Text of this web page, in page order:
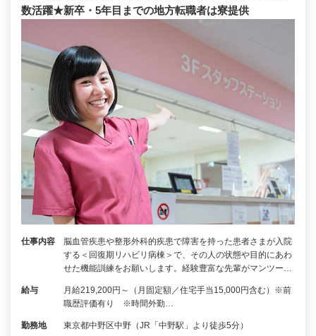
数活躍★新卒・5年目までの地方転職者は寮提供
仕事内容
脳⾎管疾患や整形外科的疾患で障害を持った患者さまが入院
する＜回復期リハビリ病棟＞で、その人の状態や目的にあわ
せた機能訓練をお願いします。経験豊富な先輩がマンツー…
給与
月給219,200円～（月固定額／住宅手当15,000円含む）※前
職歴評価有り ※時間外勤…
勤務地 東京都中野区中野（JR「中野駅」より徒歩5分）